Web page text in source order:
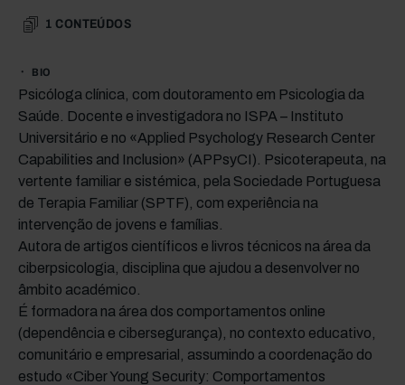
1 CONTEÚDOS
BIO
Psicóloga clínica, com doutoramento em Psicologia da
Saúde. Docente e investigadora no ISPA – Instituto
Universitário e no «Applied Psychology Research Center
Capabilities and Inclusion» (APPsyCI). Psicoterapeuta, na
vertente familiar e sistémica, pela Sociedade Portuguesa
de Terapia Familiar (SPTF), com experiência na
intervenção de jovens e famílias.
Autora de artigos científicos e livros técnicos na área da
ciberpsicologia, disciplina que ajudou a desenvolver no
âmbito académico.
É formadora na área dos comportamentos online
(dependência e cibersegurança), no contexto educativo,
comunitário e empresarial, assumindo a coordenação do
estudo «Ciber Young Security: Comportamentos